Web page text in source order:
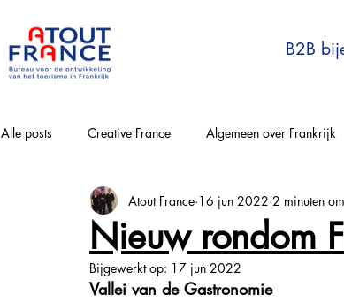
B2B
Alle posts Creative France Algemeen over Frankrijk
Bourgogne-Franche-Comté Nouvelle-Aquitaine
Normandie Parijs en omgeving
Nieuw rondom
Atout France 16 jun 2022 2 minuten
Bijgewerkt op: 17 jun 2022
Vallei van de Gastronomie